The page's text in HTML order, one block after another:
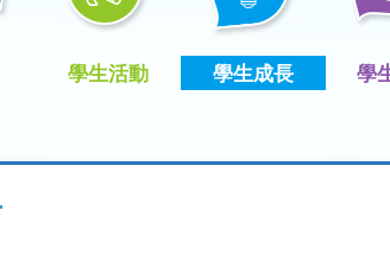
學生活動 學生成長 學